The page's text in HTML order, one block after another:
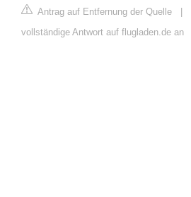
Antrag auf Entfernung der Quelle |
vollständige Antwort auf flugladen.de an